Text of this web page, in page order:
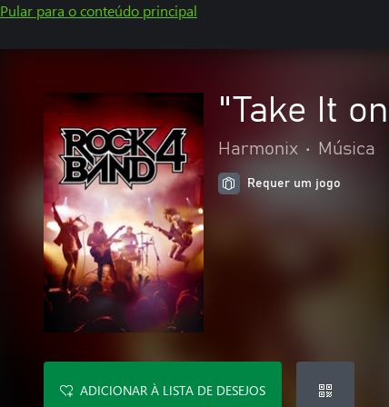
Pular para o conteúdo principal
"Take It
Harmonix • Música
Requer um jogo
ADICIONAR À LISTA DE DESEJOS